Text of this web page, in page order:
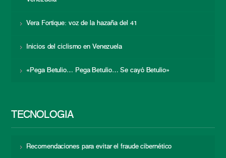
Vera Fortique: voz de la hazaña del 41
Inicios del ciclismo en Venezuela
«Pega Betulio… Pega Betulio… Se cayó Betulio»
TECNOLOGÍA
Recomendaciones para evitar el fraude cibernético